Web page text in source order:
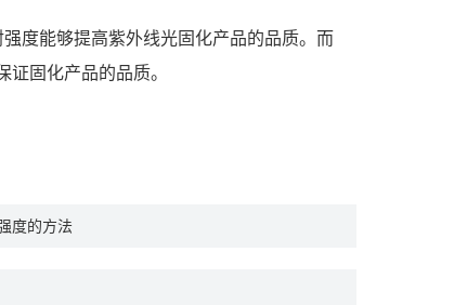
度能够提高紫外线光固化产品的品质。而
固化产品的品质。
度的方法